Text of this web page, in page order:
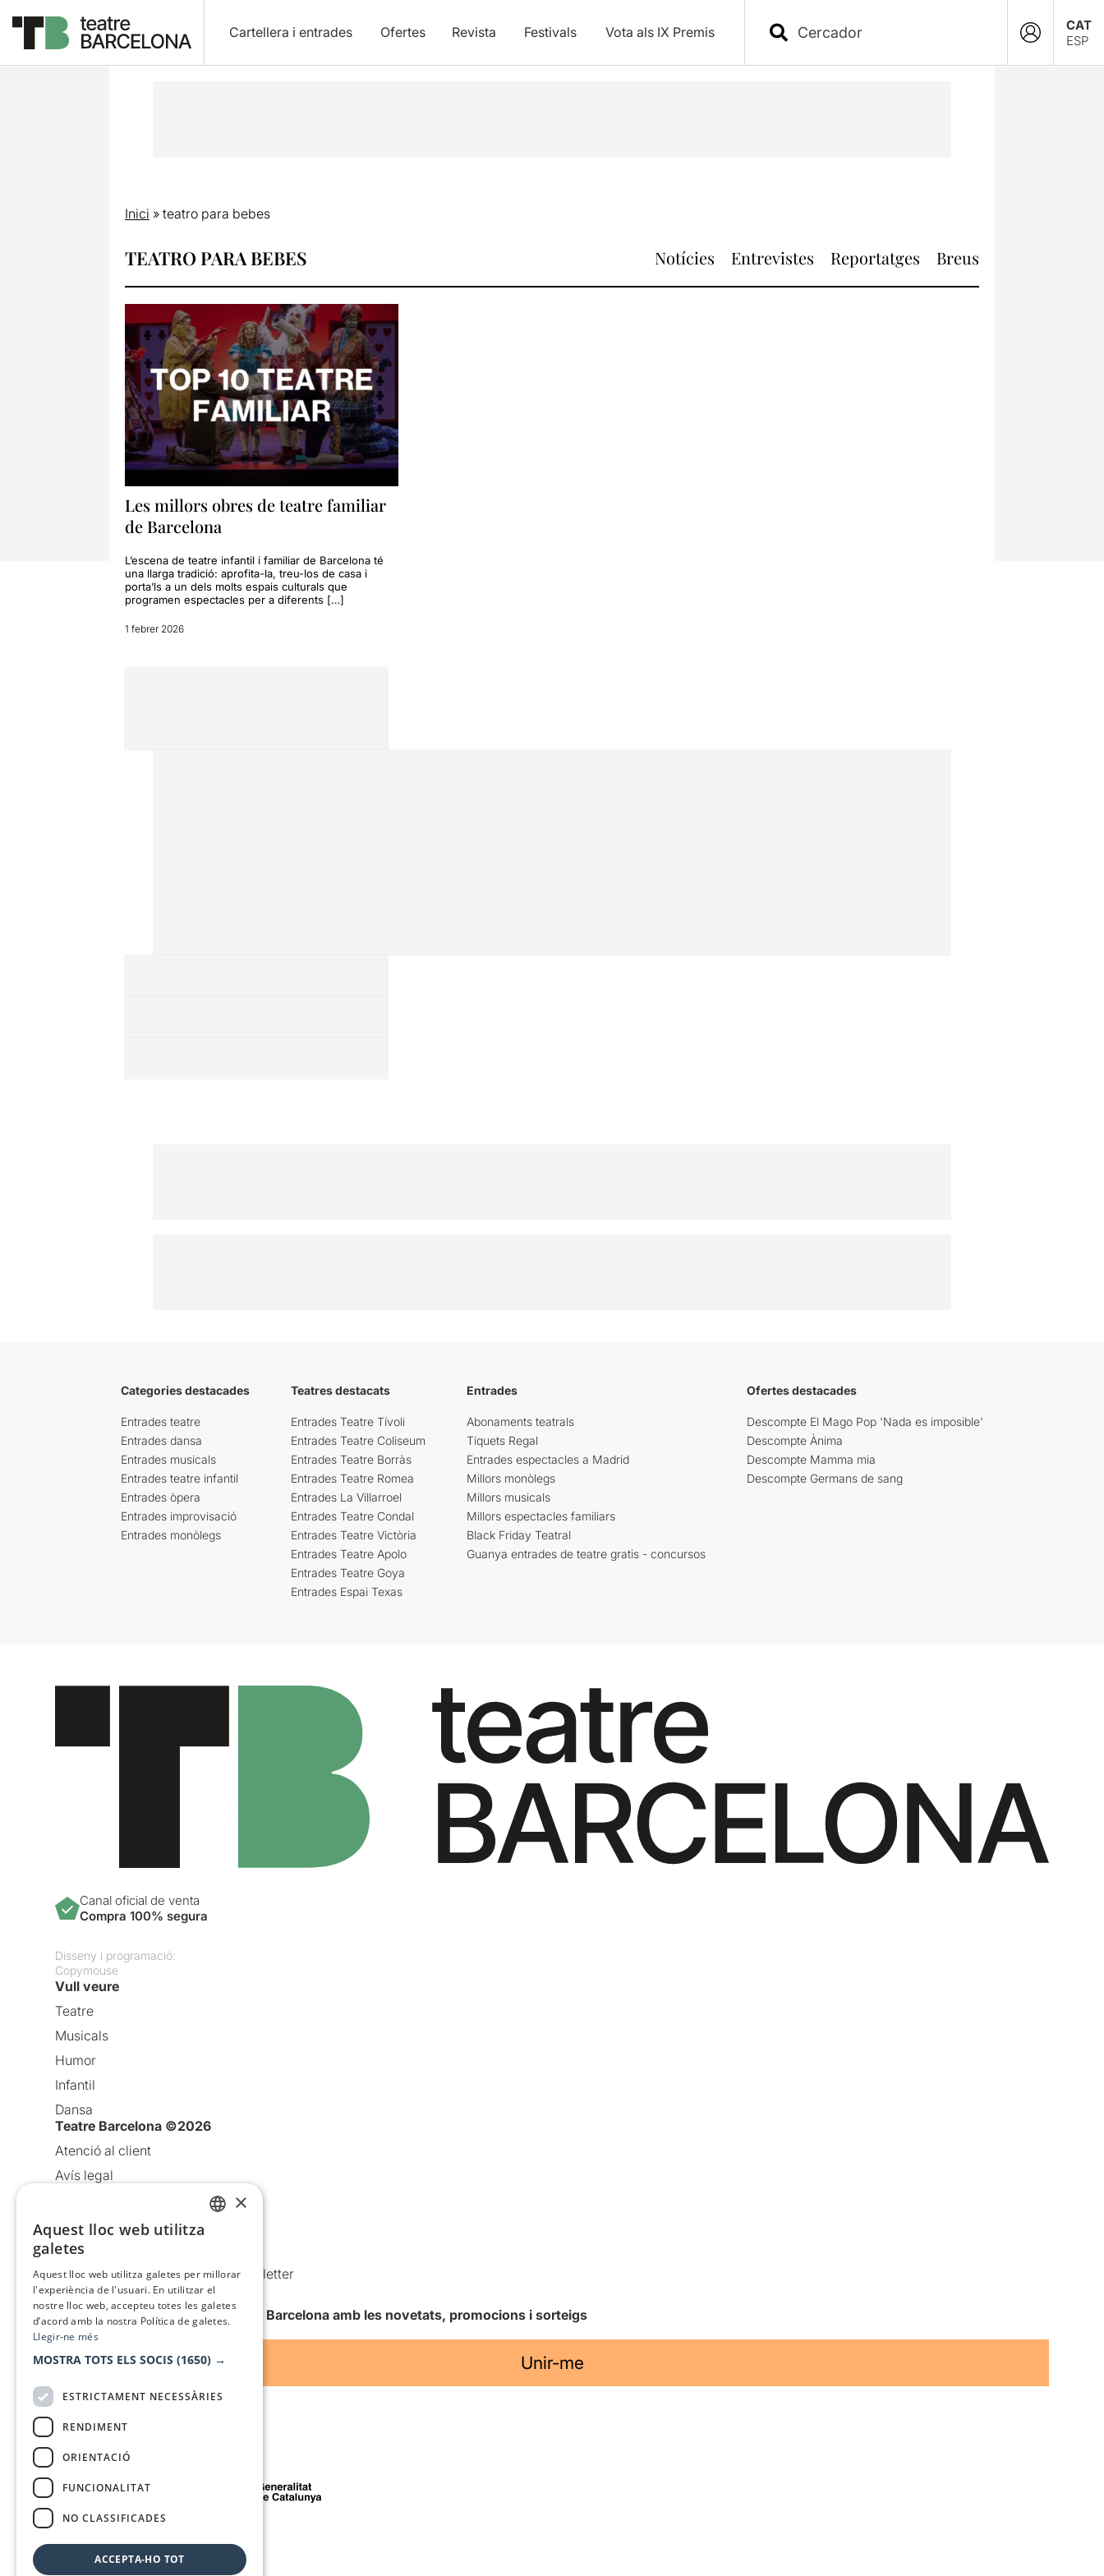
Cartellera i entrades Ofertes Revista Festivals Vota als IX Premis
CAT
ESP
Inici » teatro para bebes
TEATRO PARA BEBES Notícies Entrevistes Reportatges Breus
Les millors obres de teatre familiar
de Barcelona
L’escena de teatre infantil i familiar de Barcelona té
una llarga tradició: aprofita-la, treu-los de casa i
porta’ls a un dels molts espais culturals que
programen espectacles per a diferents […]
1 febrer 2026
Categories destacades
Entrades teatre
Entrades dansa
Entrades musicals
Entrades teatre infantil
Entrades òpera
Entrades improvisació
Entrades monòlegs
Teatres destacats
Entrades Teatre Tívoli
Entrades Teatre Coliseum
Entrades Teatre Borràs
Entrades Teatre Romea
Entrades La Villarroel
Entrades Teatre Condal
Entrades Teatre Victòria
Entrades Teatre Apolo
Entrades Teatre Goya
Entrades Espai Texas
Entrades
Abonaments teatrals
Tiquets Regal
Entrades espectacles a Madrid
Millors monòlegs
Millors musicals
Millors espectacles familiars
Black Friday Teatral
Guanya entrades de teatre gratis - concursos
Ofertes destacades
Descompte El Mago Pop 'Nada es imposible'
Descompte Ànima
Descompte Mamma mia
Descompte Germans de sang
Canal oficial de venta
Compra 100% segura
Disseny i programació:
Copymouse
Vull veure
Teatre
Musicals
Humor
Infantil
Dansa
Teatre Barcelona ©2026
Atenció al client
Avís legal
Política de cookies
Condicions d’ús
Comunicacions comercials i Newsletter
Anuncia’t
Vull rebre la newsletter de Teatre Barcelona amb les novetats, promocions i sorteigs
Unir-me
Amb el suport de
×
Aquest lloc web utilitza
galetes
Aquest lloc web utilitza galetes per millorar
l'experiència de l'usuari. En utilitzar el
nostre lloc web, accepteu totes les galetes
d’acord amb la nostra Política de galetes.
Llegir-ne més
MOSTRA TOTS ELS SOCIS (1650) →
ESTRICTAMENT NECESSÀRIES
RENDIMENT
ORIENTACIÓ
FUNCIONALITAT
NO CLASSIFICADES
ACCEPTA-HO TOT